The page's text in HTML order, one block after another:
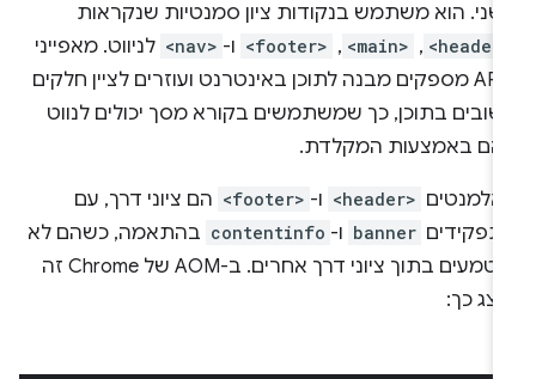
הוא משתמש בנקודות ציון סמנטיות שנקראות
,‏
<main>
,‏
<footer> ו- <nav> לניווט. מאפייני
ARIA מספקים מבנה לתוכן באינטרנט ועוזרים לציין חלקים
בתוכן, כך שמשתמשים בקורא מסך יכולים לנווט
באמצעות המקלדת.
<header> ו- <footer> הם ציוני דרך, עם
banner ו- contentinfo בהתאמה, כשהם לא
מוטמעים בתוך ציוני דרך אחרים. ב-AOM של Chrome זה
כך: